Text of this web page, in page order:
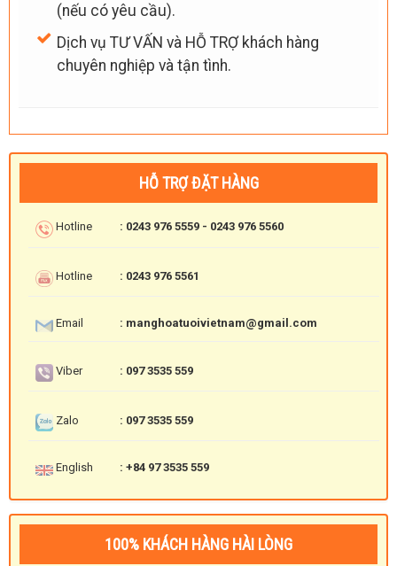
(nếu có yêu cầu).
Dịch vụ TƯ VẤN và HỖ TRỢ khách hàng
chuyên nghiệp và tận tình.
HỖ TRỢ ĐẶT HÀNG
Hotline : 0243 976 5559 - 0243 976 5560
Hotline : 0243 976 5561
Email : manghoatuoivietnam@gmail.com
Viber : 097 3535 559
Zalo : 097 3535 559
English : +84 97 3535 559
100% KHÁCH HÀNG HÀI LÒNG